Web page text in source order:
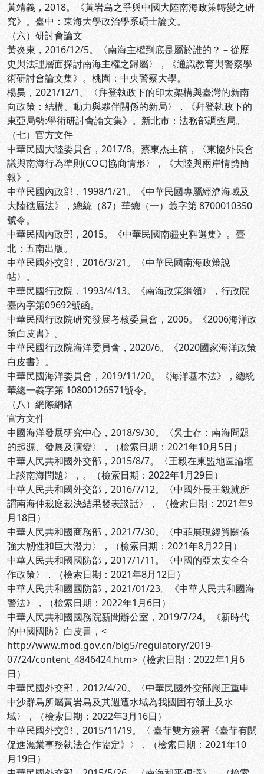
黃靖義，2018。《黃岩島之爭與中國大陸南海政策轉變之研
究》。臺中：東海大學政治學系碩士論文。
（六）研討會論文
黃炎東，2016/12/5。〈南海主權到底是屬於誰的？－從歷
史與法理層面探討南海主權之歸屬〉，《通識教育與警察學
術研討會論文集》。桃園：中央警察大學。
楊昊，2021/12/1。〈拜登執政下的印太架構與臺灣的新南
向政策：結構、動力與夥伴關係的新局〉，《拜登執政下的
東亞局勢:學術研討會論文集》。新北市：法務部調查局。
（七）官方文件
中華民國大陸委員會，2017/8。蔡東杰主稿，〈東協外長會
議與南海行為準則(COC)協商情形〉，《大陸與兩岸情勢簡
報》。
中華民國內政部，1998/1/21。《中華民國專屬經濟海域及
大陸礁層法》，總統（87）華總（一）義字第 8700010350
號令。
中華民國內政部，2015。《中華民國南疆史料選集》。臺
北：五南出版。
中華民國外交部，2016/3/21。〈中華民國南海政策說
帖〉。
中華民國行政院，1993/4/13。《南海政策綱領》，行政院
臺內字第09692號函。
中華民國行政院研究發展考核委員會，2006。《2006海洋政
策白皮書》。
中華民國行政院海洋委員會，2020/6。《2020國家海洋政策
白皮書》。
中華民國海洋委員會，2019/11/20。《海洋基本法》，總統
華總一義字第 10800126571號令。
（八）網際網路
官方文件
中國海洋發展研究中心，2018/9/30。〈吳士存：南海問題
的起源、發展及演變〉，
（檢索日期：2021年10月5日）
中華人民共和國外交部，2015/8/7。〈王毅在東盟地區論壇
上談南海問題〉， 。（檢索日期：2022年1月29日）
中華人民共和國外交部，2016/7/12。〈中國外長王毅就所
謂南海仲裁庭裁決結果發表談話〉，
（檢索日期：2021年9
月18日）
中華人民共和國商務部，2021/7/30。〈中菲展現經貿關係
強大韌性和巨大潛力〉，
（檢索日期：2021年8月22日）
中華人民共和國國防部，2017/1/11。〈中國的亞太安全合
作政策〉，
（檢索日期：2021年8月12日）
中華人民共和國國防部，2021/01/23。《中華人民共和國海
警法》，
（檢索日期：2022年1月6日）
中華人民共和國國務院新聞辦公室，2019/7/24。《新時代
的中國國防》白皮書，<
http://www.mod.gov.cn/big5/regulatory/2019-
07/24/content_4846424.htm>（檢索日期：2022年1月6
日）
中華民國外交部，2012/4/20。〈中華民國外交部嚴正重申
中沙群島所屬黃岩島及其週遭水域為我國固有領土及水
域〉，
（檢索日期：2022年3月16日）
中華民國外交部，2015/11/19。〈 臺菲雙方簽署《臺菲有關
促進漁業事務執法合作協定》〉，
（檢索日期：2021年10
月19日）